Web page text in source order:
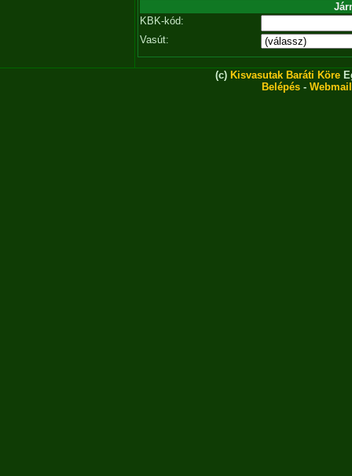
KBK-kód:
Vasút:
(c) Kisvasutak Baráti Köre
Belépés - Webmail